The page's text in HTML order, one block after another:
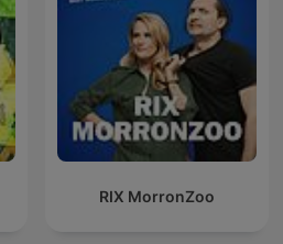
RIX MorronZoo